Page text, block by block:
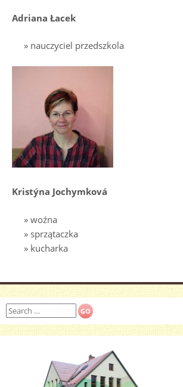
Adriana Łacek
nauczyciel przedszkola
Kristýna Jochymková
woźna
sprzątaczka
kucharka
Search